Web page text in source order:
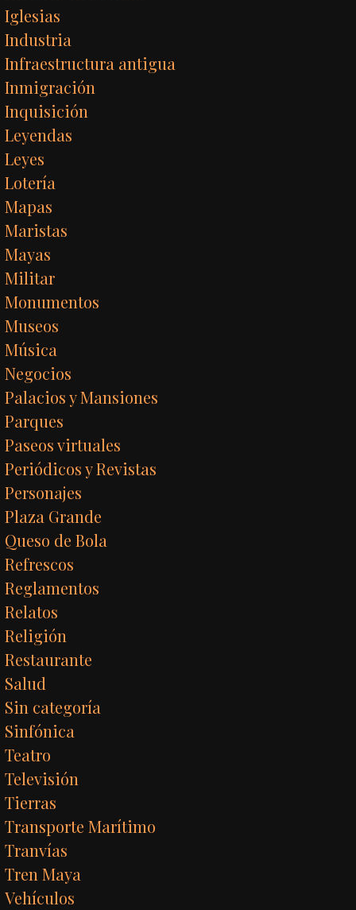
Iglesias
Industria
Infraestructura antigua
Inmigración
Inquisición
Leyendas
Leyes
Lotería
Mapas
Maristas
Mayas
Militar
Monumentos
Museos
Música
Negocios
Palacios y Mansiones
Parques
Paseos virtuales
Periódicos y Revistas
Personajes
Plaza Grande
Queso de Bola
Refrescos
Reglamentos
Relatos
Religión
Restaurante
Salud
Sin categoría
Sinfónica
Teatro
Televisión
Tierras
Transporte Marítimo
Tranvías
Tren Maya
Vehículos